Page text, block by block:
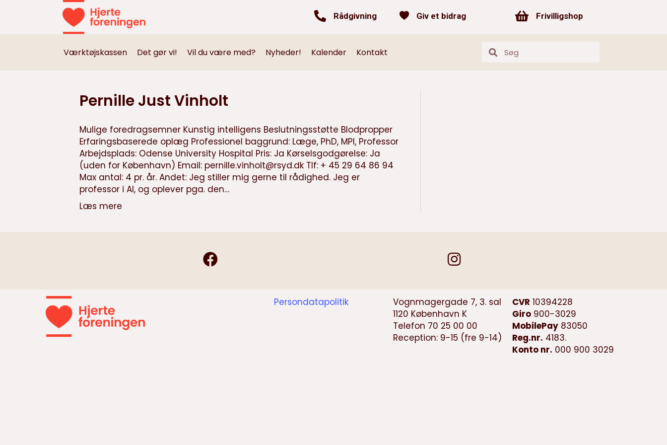
Rådgivning Giv et bidrag Frivilligshop
Frivilligshop
Værktøjskassen Det gør vi! Vil du være med? Nyheder! Kalender Kontakt
Pernille Just Vinholt
Mulige foredragsemner Kunstig intelligens Beslutningsstøtte Blodpropper
Erfaringsbaserede oplæg Professionel baggrund: Læge, PhD, MPI, Professor
Arbejdsplads: Odense University Hospital Pris: Ja Kørselsgodgørelse: Ja
(uden for København) Email: pernille.vinholt@rsyd.dk Tlf: + 45 29 64 86 94
Max antal: 4 pr. år. Andet: Jeg stiller mig gerne til rådighed. Jeg er
professor i AI, og oplever pga. den…
Læs mere
Persondatapolitik
Vognmagergade 7, 3. sal
1120 København K
Telefon 70 25 00 00
Reception: 9-15 (fre 9-14)
CVR 10394228
Giro 900-3029
MobilePay 83050
Reg.nr. 4183.
Konto nr. 000 900 3029